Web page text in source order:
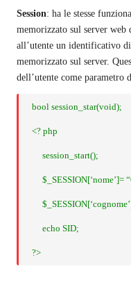
Session: ha le stesse
memorizzato sul server
all’utente un identificativo
memorizzato sul server.
dell’utente come parametro
bool session_star(void);
<? php
session_start();
$_SESSION[‘nome’]=
echo SID;
?>